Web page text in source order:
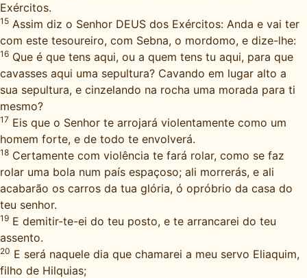
Exércitos.
15 Assim diz o Senhor DEUS dos Exércitos: Anda e vai ter
com este tesoureiro, com Sebna, o mordomo, e dize-lhe:
16 Que é que tens aqui, ou a quem tens tu aqui, para que
cavasses aqui uma sepultura? Cavando em lugar alto a
sua sepultura, e cinzelando na rocha uma morada para ti
mesmo?
17 Eis que o Senhor te arrojará violentamente como um
homem forte, e de todo te envolverá.
18 Certamente com violência te fará rolar, como se faz
rolar uma bola num país espaçoso; ali morrerás, e ali
acabarão os carros da tua glória, ó opróbrio da casa do
teu senhor.
19 E demitir-te-ei do teu posto, e te arrancarei do teu
assento.
20 E será naquele dia que chamarei a meu servo Eliaquim,
filho de Hilquias;